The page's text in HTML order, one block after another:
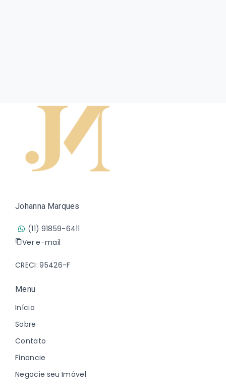
Johanna Marques
(11) 91859-6411
Ver e-mail
CRECI: 95426-F
Menu
Início
Sobre
Contato
Financie
Negocie seu Imóvel